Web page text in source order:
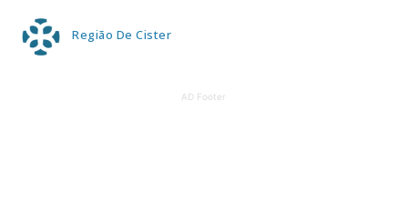
Região De Cister
AD Footer